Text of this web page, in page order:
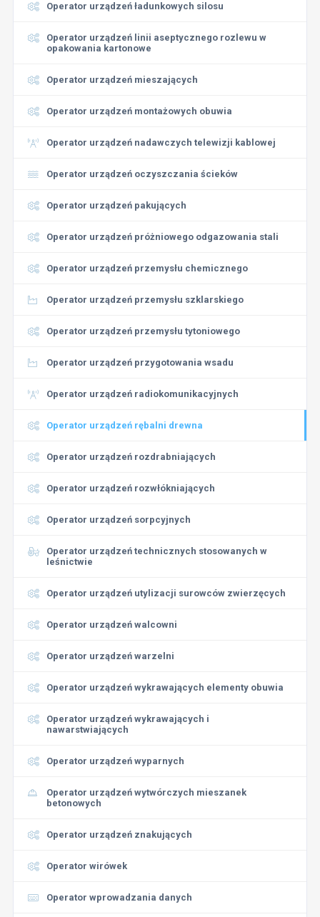
Operator urządzeń ładunkowych silosu
Operator urządzeń linii aseptycznego rozlewu w
opakowania kartonowe
Operator urządzeń mieszających
Operator urządzeń montażowych obuwia
Operator urządzeń nadawczych telewizji kablowej
Operator urządzeń oczyszczania ścieków
Operator urządzeń pakujących
Operator urządzeń próżniowego odgazowania stali
Operator urządzeń przemysłu chemicznego
Operator urządzeń przemysłu szklarskiego
Operator urządzeń przemysłu tytoniowego
Operator urządzeń przygotowania wsadu
Operator urządzeń radiokomunikacyjnych
Operator urządzeń rębalni drewna
Operator urządzeń rozdrabniających
Operator urządzeń rozwłókniających
Operator urządzeń sorpcyjnych
Operator urządzeń technicznych stosowanych w
leśnictwie
Operator urządzeń utylizacji surowców zwierzęcych
Operator urządzeń walcowni
Operator urządzeń warzelni
Operator urządzeń wykrawających elementy obuwia
Operator urządzeń wykrawających i
nawarstwiających
Operator urządzeń wyparnych
Operator urządzeń wytwórczych mieszanek
betonowych
Operator urządzeń znakujących
Operator wirówek
Operator wprowadzania danych